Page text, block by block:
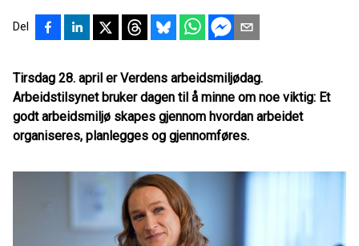
Del
Tirsdag 28. april er Verdens arbeidsmiljødag.
Arbeidstilsynet bruker dagen til å minne om noe viktig: Et
godt arbeidsmiljø skapes gjennom hvordan arbeidet
organiseres, planlegges og gjennomføres.